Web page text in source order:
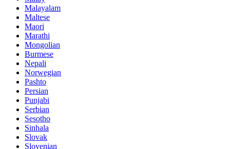
Malayalam
Maltese
Maori
Marathi
Mongolian
Burmese
Nepali
Norwegian
Pashto
Persian
Punjabi
Serbian
Sesotho
Sinhala
Slovak
Slovenian